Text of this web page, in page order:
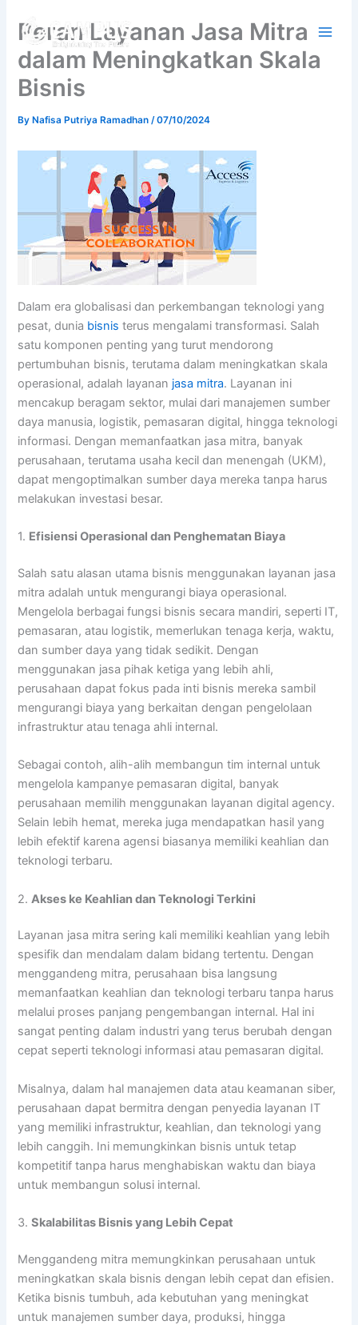
content
Peran Layanan Jasa Mitra
dalam Meningkatkan Skala
Bisnis
ByNafisa Putriya Ramadhan/07/10/2024
Dalam era globalisasi dan perkembangan teknologi yang
pesat, dunia bisnis terus mengalami transformasi. Salah
satu komponen penting yang turut mendorong
pertumbuhan bisnis, terutama dalam meningkatkan skala
operasional, adalah layanan jasa mitra. Layanan ini
mencakup beragam sektor, mulai dari manajemen sumber
daya manusia, logistik, pemasaran digital, hingga teknologi
informasi. Dengan memanfaatkan jasa mitra, banyak
perusahaan, terutama usaha kecil dan menengah (UKM),
dapat mengoptimalkan sumber daya mereka tanpa harus
melakukan investasi besar.
1. Efisiensi Operasional dan Penghematan Biaya
Salah satu alasan utama bisnis menggunakan layanan jasa
mitra adalah untuk mengurangi biaya operasional.
Mengelola berbagai fungsi bisnis secara mandiri, seperti IT,
pemasaran, atau logistik, memerlukan tenaga kerja, waktu,
dan sumber daya yang tidak sedikit. Dengan
menggunakan jasa pihak ketiga yang lebih ahli,
perusahaan dapat fokus pada inti bisnis mereka sambil
mengurangi biaya yang berkaitan dengan pengelolaan
infrastruktur atau tenaga ahli internal.
Sebagai contoh, alih-alih membangun tim internal untuk
mengelola kampanye pemasaran digital, banyak
perusahaan memilih menggunakan layanan digital agency.
Selain lebih hemat, mereka juga mendapatkan hasil yang
lebih efektif karena agensi biasanya memiliki keahlian dan
teknologi terbaru.
2. Akses ke Keahlian dan Teknologi Terkini
Layanan jasa mitra sering kali memiliki keahlian yang lebih
spesifik dan mendalam dalam bidang tertentu. Dengan
menggandeng mitra, perusahaan bisa langsung
memanfaatkan keahlian dan teknologi terbaru tanpa harus
melalui proses panjang pengembangan internal. Hal ini
sangat penting dalam industri yang terus berubah dengan
cepat seperti teknologi informasi atau pemasaran digital.
Misalnya, dalam hal manajemen data atau keamanan siber,
perusahaan dapat bermitra dengan penyedia layanan IT
yang memiliki infrastruktur, keahlian, dan teknologi yang
lebih canggih. Ini memungkinkan bisnis untuk tetap
kompetitif tanpa harus menghabiskan waktu dan biaya
untuk membangun solusi internal.
3.Skalabilitas Bisnis yang Lebih Cepat
Menggandeng mitra memungkinkan perusahaan untuk
meningkatkan skala bisnis dengan lebih cepat dan efisien.
Ketika bisnis tumbuh, ada kebutuhan yang meningkat
untuk manajemen sumber daya, produksi, hingga